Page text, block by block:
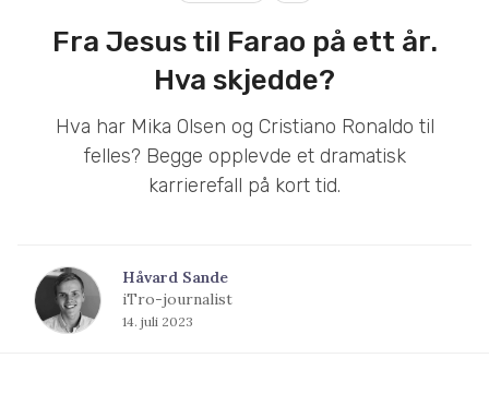
Fra Jesus til Farao på ett år.
Hva skjedde?
Hva har Mika Olsen og Cristiano Ronaldo til
felles? Begge opplevde et dramatisk
karrierefall på kort tid.
Håvard Sande
iTro-journalist
14. juli 2023